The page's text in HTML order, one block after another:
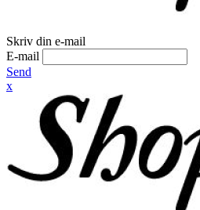
Skriv din e-mail
E-mail
Send
x